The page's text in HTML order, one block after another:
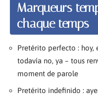
Marqueurs
chaque temps
Pretérito perfecto : hoy,
todavía no, ya – tous
moment de parole
Pretérito indefinido :